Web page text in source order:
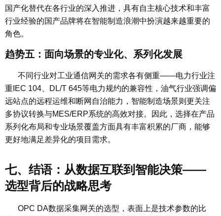
国产化替代在各行业的深入推进，具有自主核心技术和丰富
行业经验的国产品牌将在智能制造浪潮中扮演越来越重要的
角色。
趋势五：面向场景的专业化、系列化发展
不同行业对工业通信网关的需求各有侧重——电力行业注
重IEC 104、DL/T 645等电力规约的兼容性，油气行业强调偏
远站点的远程运维和断网自治能力，智能制造场景则更关注
多协议转换与MES/ERP系统的高效对接。因此，选择在产品
系列化布局和专业场景覆盖方面具有丰富积累的厂商，能够
更好地满足差异化的项目需求。
七、结语：从数据互联到智能决策——
选型背后的战略思考
OPC DA数据采集网关的选型，表面上是技术参数的比